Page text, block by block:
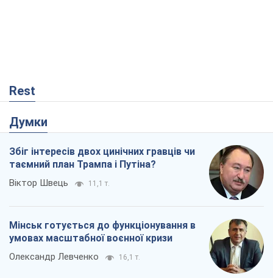
Rest
Думки
Збіг інтересів двох цинічних гравців чи
таємний план Трампа і Путіна?
Віктор Швець 11,1 т.
Мінськ готується до функціонування в
умовах масштабної воєнної кризи
Олександр Левченко 16,1 т.